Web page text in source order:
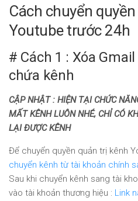
Cách chuyển
Youtube trước 24h
# Cách 1 : Xóa
chứa kênh
CẬP NHẬT : HIỆN TẠI CHỨC
MẤT KÊNH LUÔN NHÉ, CHỈ CÓ
LẠI ĐƯỢC KÊNH
Để chuyển quyền quản trị kênh
chuyển kênh từ tài khoản chính
Sau khi chuyển kênh sang tài
vào tài khoản thương hiệu : Link